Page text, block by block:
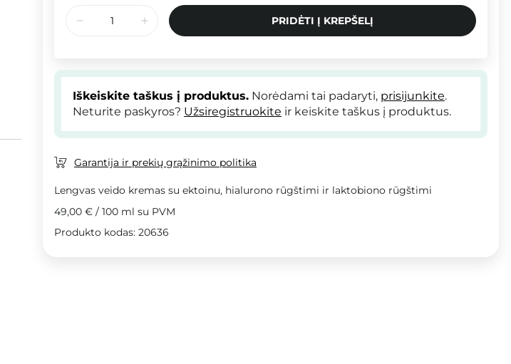
PRIDĖTI Į KREPŠELĮ
Iškeiskite taškus į produktus. Norėdami tai padaryti, prisijunkite.
Neturite paskyros? Užsiregistruokite ir keiskite taškus į produktus.
Garantija ir prekių grąžinimo politika
Lengvas veido kremas su ektoinu, hialurono rūgštimi ir laktobiono rūgštimi
49,00 € / 100 ml su PVM
Produkto kodas: 20636